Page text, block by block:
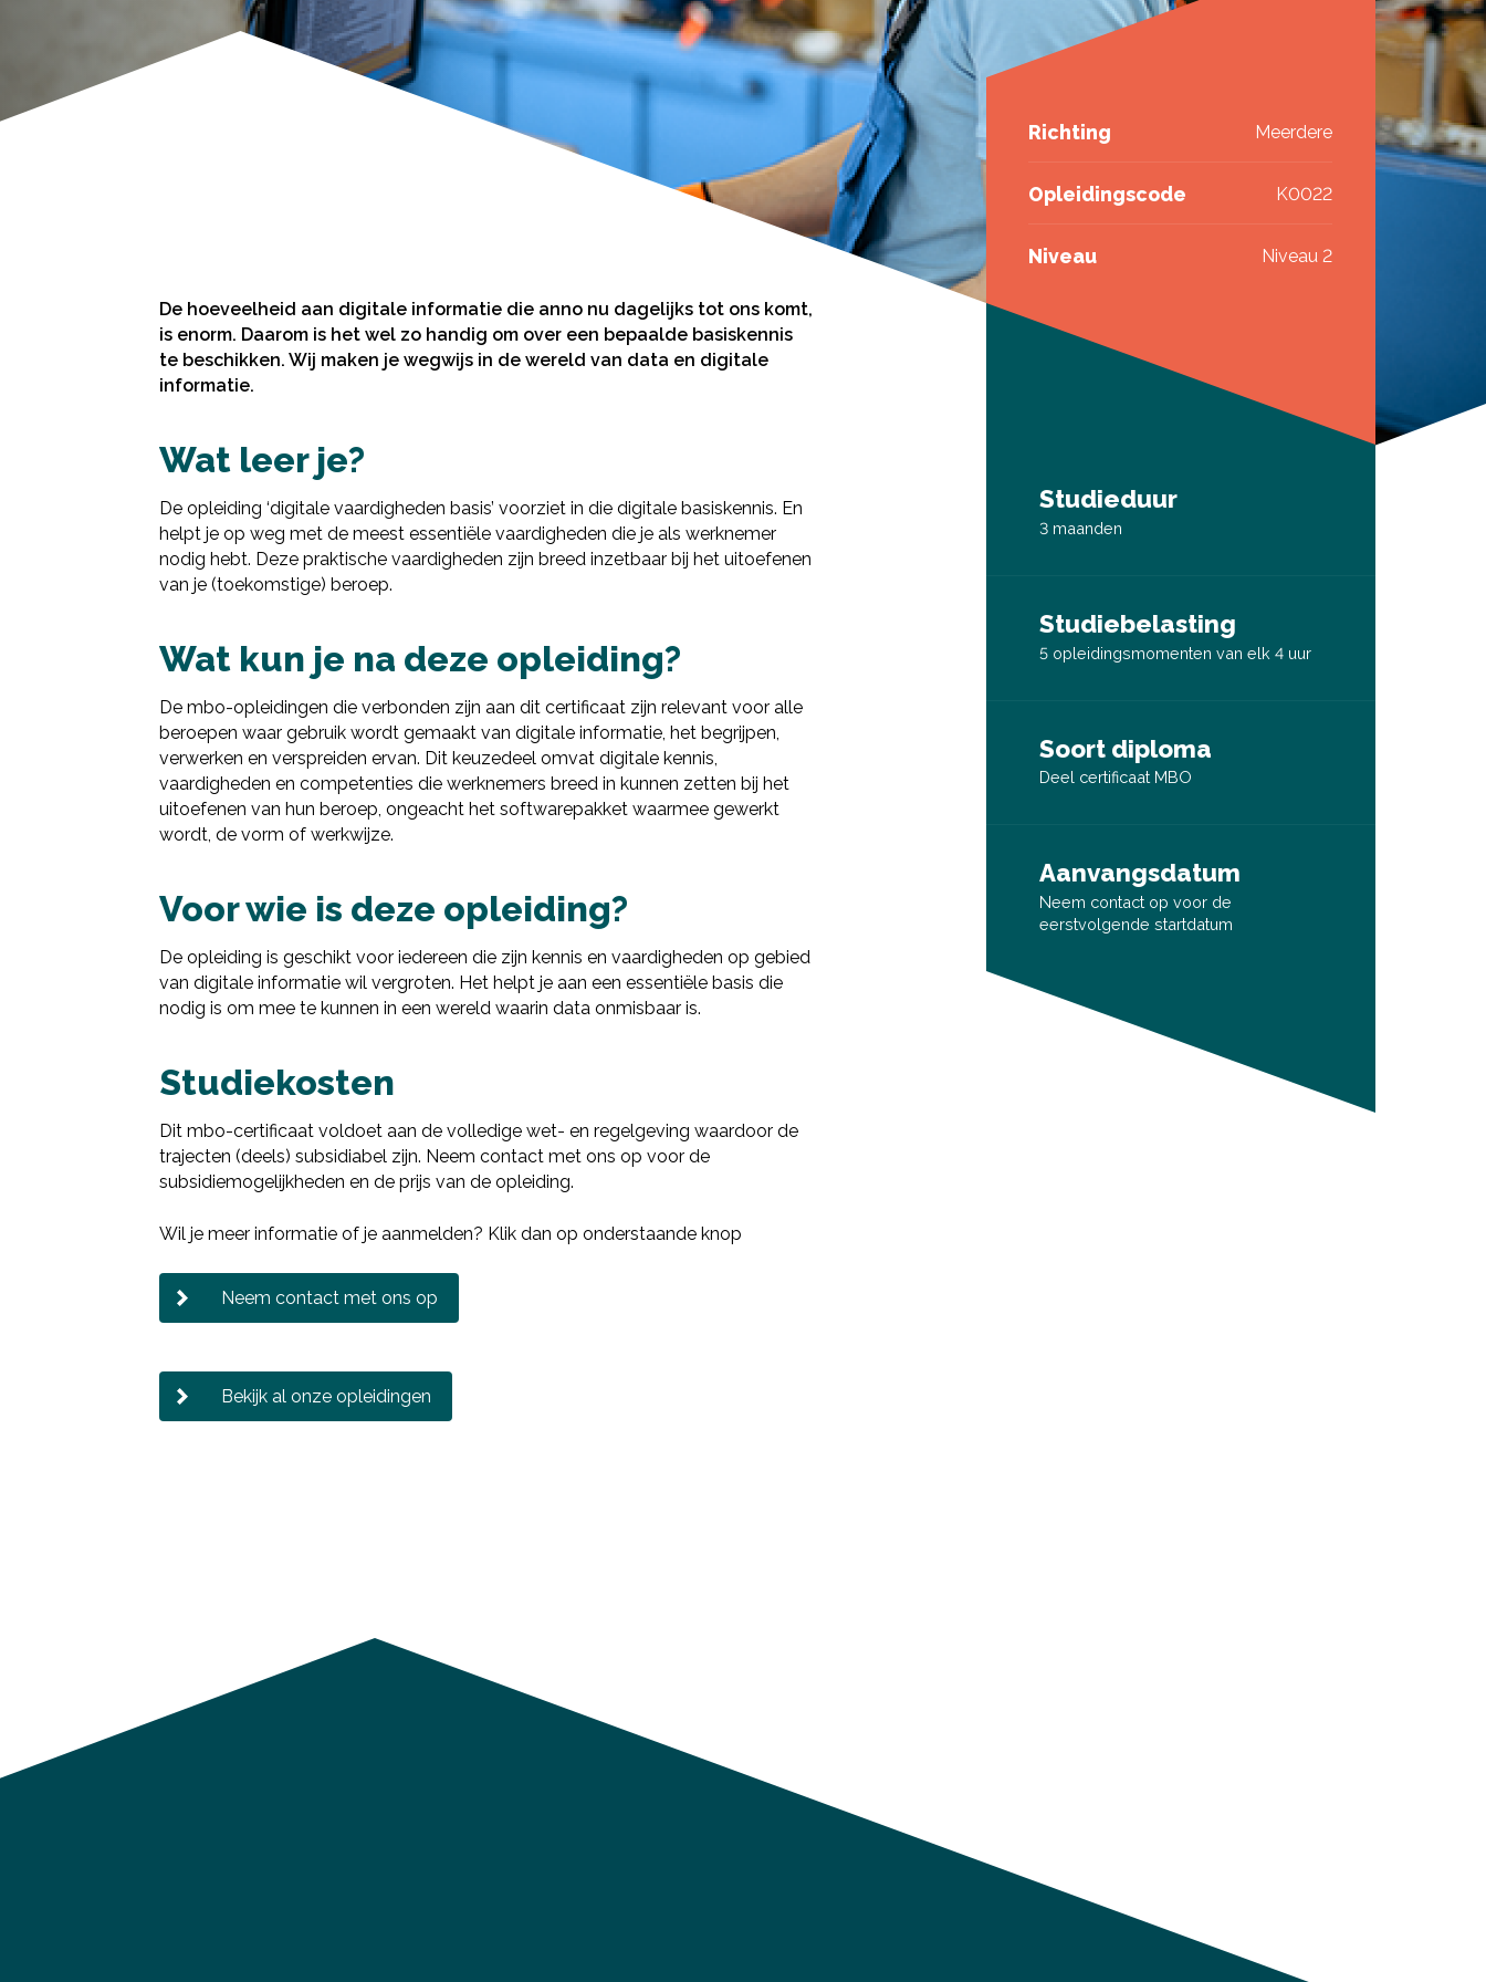
Richting Meerdere
Opleidingscode K0022
Niveau Niveau 2
De hoeveelheid aan digitale informatie die anno nu dagelijks tot ons komt,
is enorm. Daarom is het wel zo handig om over een bepaalde basiskennis
te beschikken. Wij maken je wegwijs in de wereld van data en digitale
informatie.
Wat leer je?
De opleiding ‘digitale vaardigheden basis’ voorziet in die digitale basiskennis. En
helpt je op weg met de meest essentiële vaardigheden die je als werknemer
nodig hebt. Deze praktische vaardigheden zijn breed inzetbaar bij het uitoefenen
van je (toekomstige) beroep.
Wat kun je na deze opleiding?
De mbo-opleidingen die verbonden zijn aan dit certificaat zijn relevant voor alle
beroepen waar gebruik wordt gemaakt van digitale informatie, het begrijpen,
verwerken en verspreiden ervan. Dit keuzedeel omvat digitale kennis,
vaardigheden en competenties die werknemers breed in kunnen zetten bij het
uitoefenen van hun beroep, ongeacht het softwarepakket waarmee gewerkt
wordt, de vorm of werkwijze.
Voor wie is deze opleiding?
De opleiding is geschikt voor iedereen die zijn kennis en vaardigheden op gebied
van digitale informatie wil vergroten. Het helpt je aan een essentiële basis die
nodig is om mee te kunnen in een wereld waarin data onmisbaar is.
Studiekosten
Dit mbo-certificaat voldoet aan de volledige wet- en regelgeving waardoor de
trajecten (deels) subsidiabel zijn. Neem contact met ons op voor de
subsidiemogelijkheden en de prijs van de opleiding.
Wil je meer informatie of je aanmelden? Klik dan op onderstaande knop
Neem contact met ons op
Bekijk al onze opleidingen
Studieduur
3 maanden
Studiebelasting
5 opleidingsmomenten van elk 4 uur
Soort diploma
Deel certificaat MBO
Aanvangsdatum
Neem contact op voor de
eerstvolgende startdatum
Deel via Twitter
Vul de gegevens hieronder in om de infogids te
E-mailadres*
Nieuwsbrief
Ik wil graag de nieuwsbrief ontvangen